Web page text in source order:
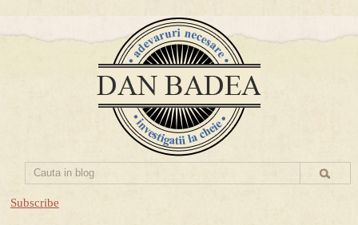
Subscribe